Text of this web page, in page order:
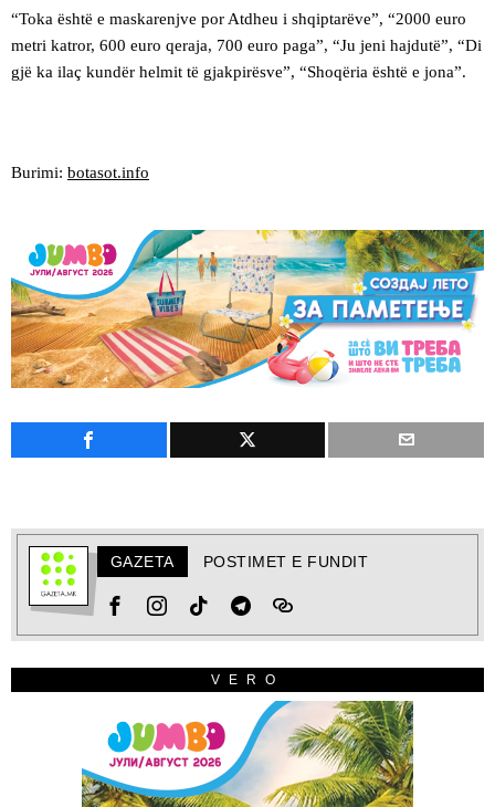
“Toka është e maskarenjve por Atdheu i shqiptarëve”, “2000 euro
metri katror, 600 euro qeraja, 700 euro paga”, “Ju jeni hajdutë”, “Di
gjë ka ilaç kundër helmit të gjakpirësve”, “Shoqëria është e jona”.
Burimi: botasot.info
GAZETA POSTIMET E FUNDIT
VERO